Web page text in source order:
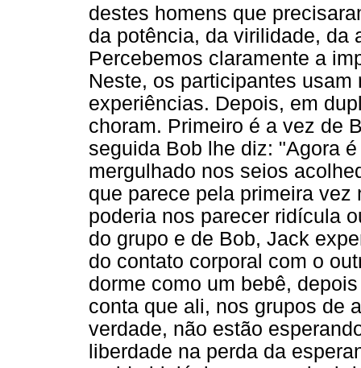
destes homens que
da potência, da virilidade, da
Percebemos claramente a
Neste, os participantes
experiências. Depois, em
choram. Primeiro é a vez de
seguida Bob lhe diz: "Agora
mergulhado nos seios
que parece pela primeira
poderia nos parecer ridícula
do grupo e de Bob, Jack
do contato corporal com o
dorme como um bebê,
conta que ali, nos grupos de
verdade, não estão
liberdade na perda da